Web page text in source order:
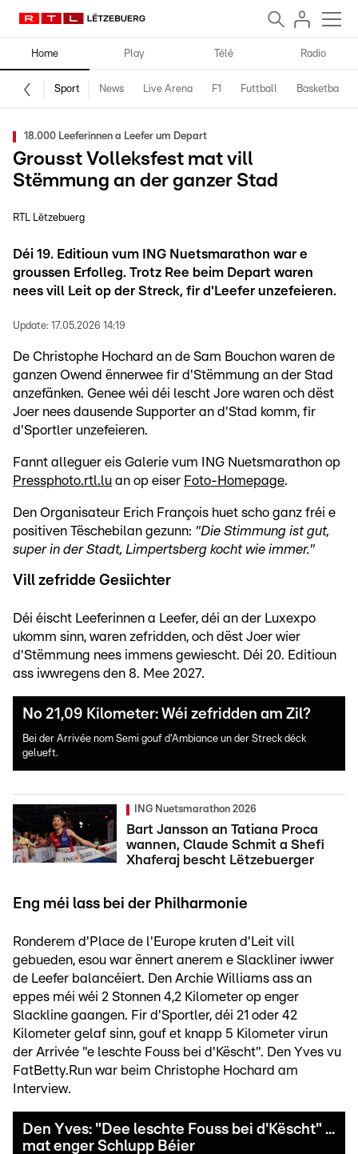
Home Play Télé Radio
Sport News Live Arena F1 Futtball Basketball
18.000 Leeferinnen a Leefer um Depart
Grousst Volleksfest mat vill
Stëmmung an der ganzer Stad
RTL Lëtzebuerg
Déi 19. Editioun vum ING Nuetsmarathon war e
groussen Erfolleg. Trotz Ree beim Depart waren
nees vill Leit op der Streck, fir d'Leefer unzefeieren.
Update: 17.05.2026 14:19
De Christophe Hochard an de Sam Bouchon waren de
ganzen Owend ënnerwee fir d'Stëmmung an der Stad
anzefänken. Genee wéi déi lescht Jore waren och dëst
Joer nees dausende Supporter an d'Stad komm, fir
d'Sportler unzefeieren.
Fannt alleguer eis Galerie vum ING Nuetsmarathon op
Pressphoto.rtl.lu an op eiser Foto-Homepage.
Den Organisateur Erich François huet scho ganz fréi e
positiven Tëschebilan gezunn: "Die Stimmung ist gut,
super in der Stadt, Limpertsberg kocht wie immer."
Vill zefridde Gesiichter
Déi éischt Leeferinnen a Leefer, déi an der Luxexpo
ukomm sinn, waren zefridden, och dëst Joer wier
d'Stëmmung nees immens gewiescht. Déi 20. Editioun
ass iwwregens den 8. Mee 2027.
No 21,09 Kilometer: Wéi zefridden am Zil?
Bei der Arrivée nom Semi gouf d'Ambiance un der Streck déck
gelueft.
ING Nuetsmarathon 2026
Bart Jansson an Tatiana Proca
wannen, Claude Schmit a Shefi
Xhaferaj bescht Lëtzebuerger
Eng méi lass bei der Philharmonie
Ronderem d'Place de l'Europe kruten d'Leit vill
gebueden, esou war ënnert anerem e Slackliner iwwer
de Leefer balancéiert. Den Archie Williams ass an
eppes méi wéi 2 Stonnen 4,2 Kilometer op enger
Slackline gaangen. Fir d'Sportler, déi 21 oder 42
Kilometer gelaf sinn, gouf et knapp 5 Kilometer virun
der Arrivée "e leschte Fouss bei d'Këscht". Den Yves vu
FatBetty.Run war beim Christophe Hochard am
Interview.
Den Yves: "Dee leschte Fouss bei d'Këscht" ...
mat enger Schlupp Béier